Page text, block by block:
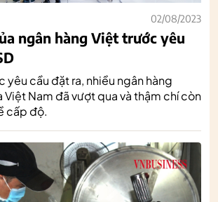
02/08/2023
ngân hàng Việt trước yêu
yêu cầu đặt ra, nhiều ngân hàng
Nam đã vượt qua và thậm chí còn
cấp độ.